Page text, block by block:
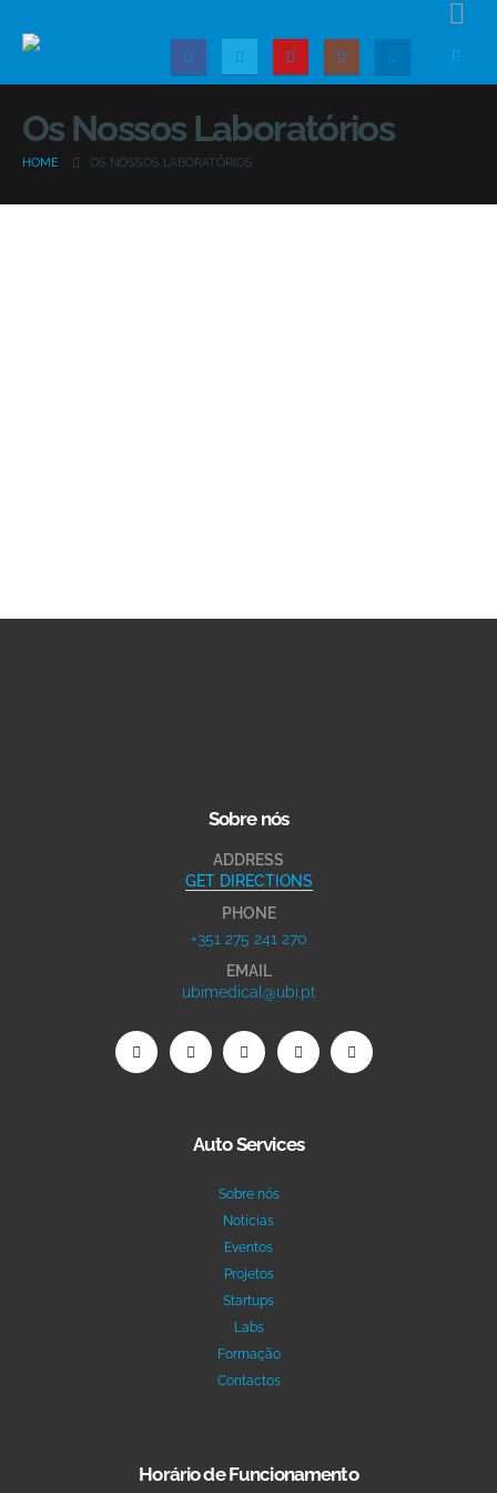
Os Nossos Laboratórios
HOME OS NOSSOS LABORATÓRIOS
Sobre nós
ADDRESS
GET DIRECTIONS
PHONE
+351 275 241 270
EMAIL
ubimedical@ubi.pt
Auto Services
Sobre nós
Notícias
Eventos
Projetos
Startups
Labs
Formação
Contactos
Horário de Funcionamento